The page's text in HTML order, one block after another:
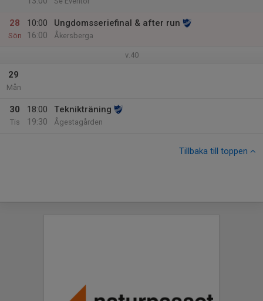
28
Sön
10:00
16:00
Ungdomsseriefinal & after run
Åkersberga
v.40
29
Mån
30
Tis
18:00
19:30
Teknikträning
Ågestagården
Tillbaka till toppen